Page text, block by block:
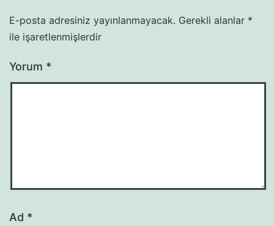
E-posta adresiniz yayınlanmayacak. Gerekli alanlar *
ile işaretlenmişlerdir
Yorum *
Ad *